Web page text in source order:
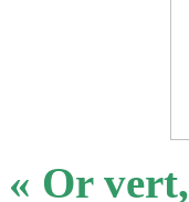
« Or